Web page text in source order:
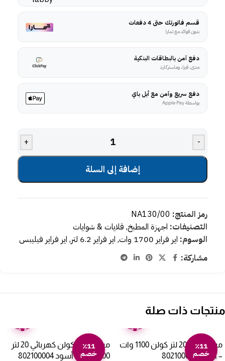
قسم فاتورتك حتى 4 دفعات
بدون فوائد مع تمارا
دفع آمن بالبطاقات البنكية
مدى، فيزا، وماستركارد
دفع سريع وآمن مع أبل باي
بواسطة Apple Pay
-
+
إضافة إلى السلة
رمز المنتج: NA130/00
التصنيفات: اجهزة المطبخ, قلايات & شوايات
الوسوم: اير فراير 1700 وات , اير فراير 6.2 لتر , اير فراير فيليبس
مشاركة:
منتجات ذات صلة
٪11
خصم
ميكروويف 20 لتر كولن 1100 وات
– أبيض 802100002
٪11
خصم
ميكروويف كولن كهربائي 20 لتر
1100 وات – أسود 802100004